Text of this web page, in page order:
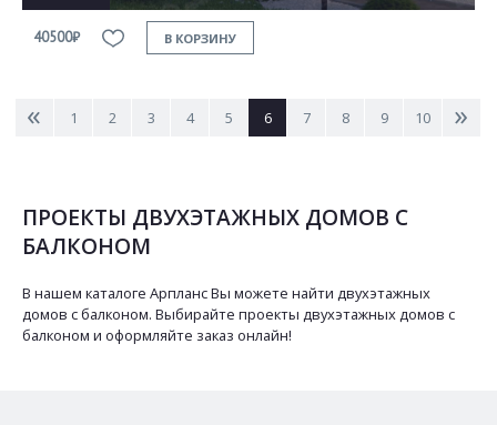
40500₽ В КОРЗИНУ
< 1 2 3 4 5 6 7 8 9 10 >
ПРОЕКТЫ ДВУХЭТАЖНЫХ ДОМОВ С
БАЛКОНОМ
В нашем каталоге Арпланс Вы можете найти двухэтажных
домов с балконом. Выбирайте проекты двухэтажных домов с
балконом и оформляйте заказ онлайн!